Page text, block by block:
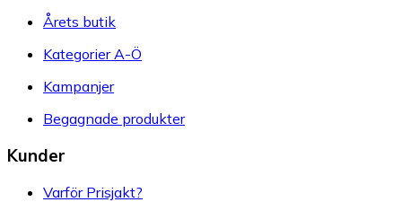
Årets butik
Kategorier A-Ö
Kampanjer
Begagnade produkter
Kunder
Varför Prisjakt?